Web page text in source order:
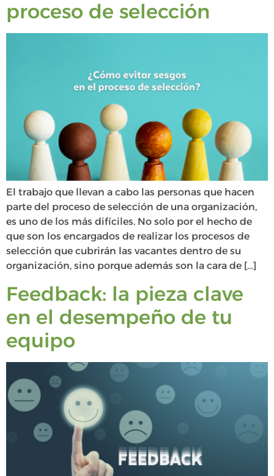
proceso de selección
El trabajo que llevan a cabo las personas que hacen
parte del proceso de selección de una organización,
es uno de los más difíciles. No solo por el hecho de
que son los encargados de realizar los procesos de
selección que cubrirán las vacantes dentro de su
organización, sino porque además son la cara de […]
Feedback: la pieza clave
en el desempeño de tu
equipo